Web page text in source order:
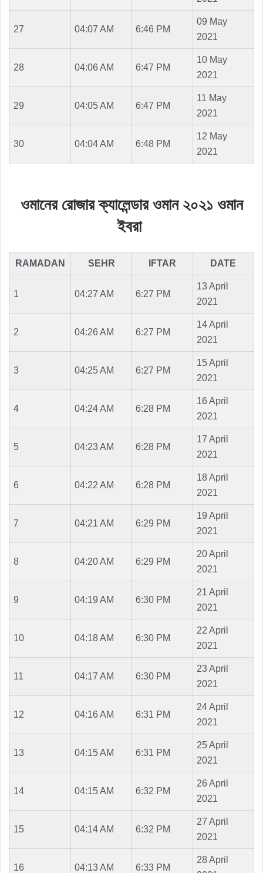
27 04:07 AM 6:46 PM
09 May
2021
28 04:06 AM 6:47 PM
10 May
2021
29 04:05 AM 6:47 PM
11 May
2021
30 04:04 AM 6:48 PM
12 May
2021
ওমানের রোজার ক্যালেন্ডার ওমান ২০২১ ওমান
ইবরা
RAMADAN SEHR IFTAR DATE
1 04:27 AM 6:27 PM
13 April
2021
2 04:26 AM 6:27 PM
14 April
2021
3 04:25 AM 6:27 PM
15 April
2021
4 04:24 AM 6:28 PM
16 April
2021
5 04:23 AM 6:28 PM
17 April
2021
6 04:22 AM 6:28 PM
18 April
2021
7 04:21 AM 6:29 PM
19 April
2021
8 04:20 AM 6:29 PM
20 April
2021
9 04:19 AM 6:30 PM
21 April
2021
10 04:18 AM 6:30 PM
22 April
2021
11 04:17 AM 6:30 PM
23 April
2021
12 04:16 AM 6:31 PM
24 April
2021
13 04:15 AM 6:31 PM
25 April
2021
14 04:15 AM 6:32 PM
26 April
2021
15 04:14 AM 6:32 PM
27 April
2021
16 04:13 AM 6:33 PM
28 April